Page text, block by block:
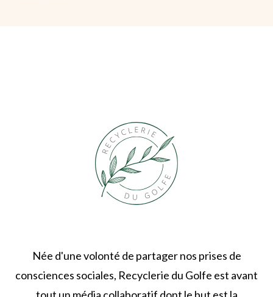
Née d'une volonté de partager nos prises de
consciences sociales, Recyclerie du Golfe est avant